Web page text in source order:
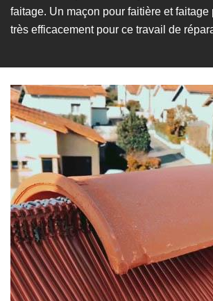
faitage. Un maçon pour faitière et faitage
très efficacement pour ce travail de